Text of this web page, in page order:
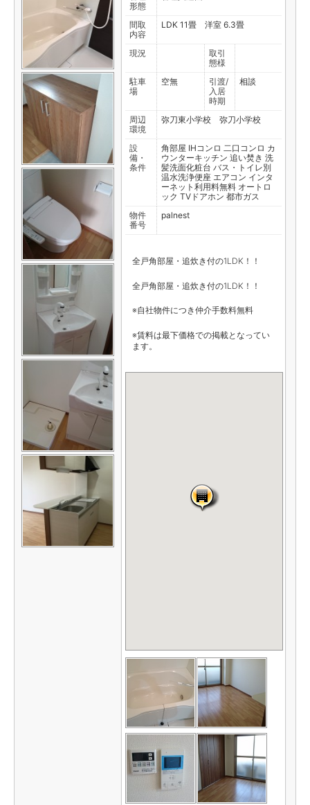
形態
間取
内容
LDK 11畳 洋室 6.3畳
現況
取引
態様
駐車
場
空無
引渡/
入居
時期
相談
周辺
環境
弥刀東小学校 弥刀小学校
設
備・
条件
角部屋 IHコンロ 二口コンロ カ
ウンターキッチン 追い焚き 洗
髪洗面化粧台 バス・トイレ別
温水洗浄便座 エアコン インタ
ーネット利用料無料 オートロ
ック TVドアホン 都市ガス
物件
番号
palnest
全戸角部屋・追炊き付の1LDK！！
全戸角部屋・追炊き付の1LDK！！
※自社物件につき仲介手数料無料
※賃料は最下価格での掲載となってい
ます。